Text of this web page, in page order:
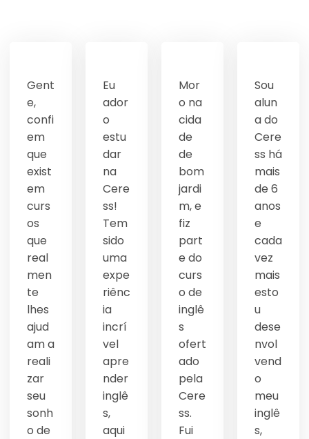
Gent
e,
confi
em
que
exist
em
curs
os
que
real
men
te
lhes
ajud
am a
reali
zar
seu
sonh
o de
Eu
ador
o
estu
dar
na
Cere
ss!
Tem
sido
uma
expe
riênc
ia
incrí
vel
apre
nder
inglê
s,
aqui
Mor
o na
cida
de
de
bom
jardi
m, e
fiz
part
e do
curs
o de
inglê
s
ofert
ado
pela
Cere
ss.
Fui
Sou
alun
a do
Cere
ss há
mais
de 6
anos
e
cada
vez
mais
esto
u
dese
nvol
vend
o
meu
inglê
s,